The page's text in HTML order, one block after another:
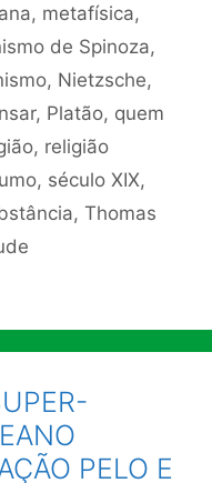
, metafísica,
de Spinoza,
, Nietzsche,
, Platão, quem
, religião
, século XIX,
, Thomas
PELO E